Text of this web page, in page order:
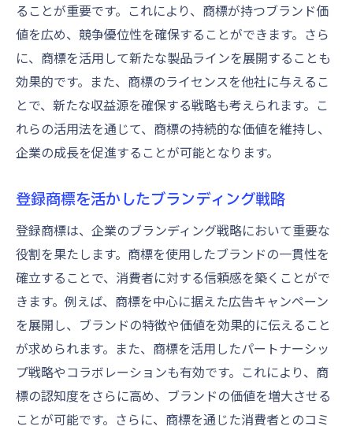
ることが重要です。これにより、商標が持つブランド価
値を広め、競争優位性を確保することができます。さら
に、商標を活用して新たな製品ラインを展開することも
効果的です。また、商標のライセンスを他社に与えるこ
とで、新たな収益源を確保する戦略も考えられます。こ
れらの活用法を通じて、商標の持続的な価値を維持し、
企業の成長を促進することが可能となります。
登録商標を活かしたブランディング戦略
登録商標は、企業のブランディング戦略において重要な
役割を果たします。商標を使用したブランドの一貫性を
確立することで、消費者に対する信頼感を築くことがで
きます。例えば、商標を中心に据えた広告キャンペーン
を展開し、ブランドの特徴や価値を効果的に伝えること
が求められます。また、商標を活用したパートナーシッ
プ戦略やコラボレーションも有効です。これにより、商
標の認知度をさらに高め、ブランドの価値を増大させる
ことが可能です。さらに、商標を通じた消費者とのコミ